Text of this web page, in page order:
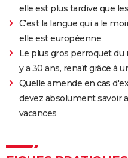
elle est plus tardive que
C'est la langue qui a le
elle est européenne
Le plus gros perroquet
y a 30 ans, renaît grâce à
Quelle amende en cas
devez absolument savoir
vacances